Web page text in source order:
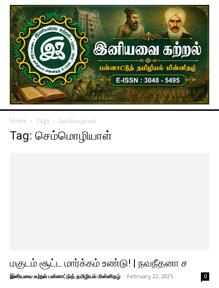
Home Tags செம்மொழியாள்
Tag: செம்மொழியாள்
மகுடம் சூட்ட மார்க்கம் உண்டு! | நவநீதனா ச
இனியவை கற்றல் பன்னாட்டுத் தமிழியல் மின்னிதழ் - February 22, 2025 0